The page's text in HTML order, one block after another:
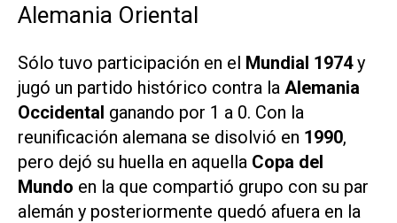
Alemania Oriental
Sólo tuvo participación en el Mundial 1974y
jugó un partido histórico contra la Alemania
Occidental ganando por 1 a 0. Con la
reunificación alemana se disolvió en 1990,
pero dejó su huella en aquella Copa del
Mundo en la que compartió grupo con su par
alemán y posteriormente quedó afuera en la